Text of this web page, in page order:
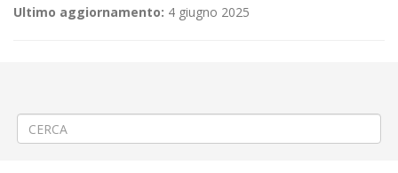
Ultimo aggiornamento: 4 giugno 2025